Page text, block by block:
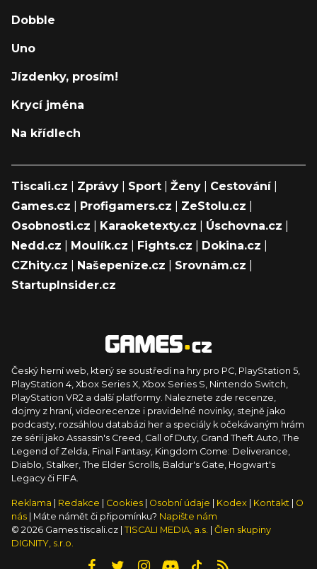
Dobble
Uno
Jízdenky, prosím!
Krycí jména
Na křídlech
Tiscali.cz Zprávy Sport Ženy Cestování|
Games.cz
Profigamers.cz ZeStolu.cz
Osobnosti.cz
Karaoketexty.cz Úschovna.cz
Nedd.cz
Moulík.cz Fights.cz Dokina.cz
CZhity.cz
Našepeníze.cz Srovnám.cz
StartupInsider.cz
Český herní web, který se soustředí na hry pro PC, PlayStation 5,
PlayStation 4, Xbox Series X, Xbox Series S, Nintendo Switch,
PlayStation VR2 a další platformy. Naleznete zde recenze,
dojmy z hraní, videorecenze i pravidelné novinky, stejně jako
podcasty, rozsáhlou databázi her a speciály k očekávaným hrám
ze sérií jako Assassin's Creed, Call of Duty, Grand Theft Auto, The
Legend of Zelda, Final Fantasy, Kingdom Come: Deliverance,
Diablo, Stalker, The Elder Scrolls, Baldur's Gate, Hogwart's
Legacy či FIFA.
Reklama Redakce Cookies Osobní údaje Kodex Kontakt
O
nás
| Máte námět či připomínku? Napište nám
© 2026 Games.tiscali.cz | TISCALI MEDIA, a.s.
Člen skupiny
DIGNITY, s.r.o.